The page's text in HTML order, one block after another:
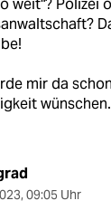
weit"? Polizei
mir da
wünschen.
, 09:05 Uhr